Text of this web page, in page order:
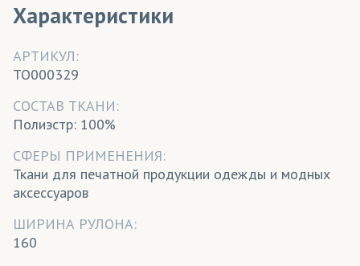
Характеристики
АРТИКУЛ:
TO000329
CОСТАВ ТКАНИ:
Полиэстр: 100%
СФЕРЫ ПРИМЕНЕНИЯ:
Ткани для печатной продукции одежды и модных
аксессуаров
ШИРИНА РУЛОНА:
160